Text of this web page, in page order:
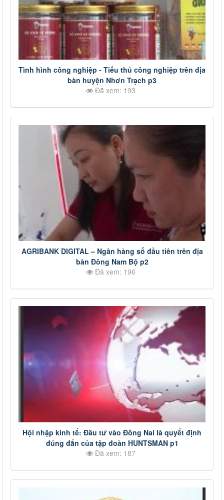
Tình hình công nghiệp - Tiểu thủ công nghiệp trên địa
bàn huyện Nhơn Trạch p3
Đã xem: 193
AGRIBANK DIGITAL – Ngân hàng số đầu tiên trên địa
bàn Đông Nam Bộ p2
Đã xem: 196
Hội nhập kinh tế: Đầu tư vào Đồng Nai là quyết định
đúng đắn của tập đoàn HUNTSMAN p1
Đã xem: 187